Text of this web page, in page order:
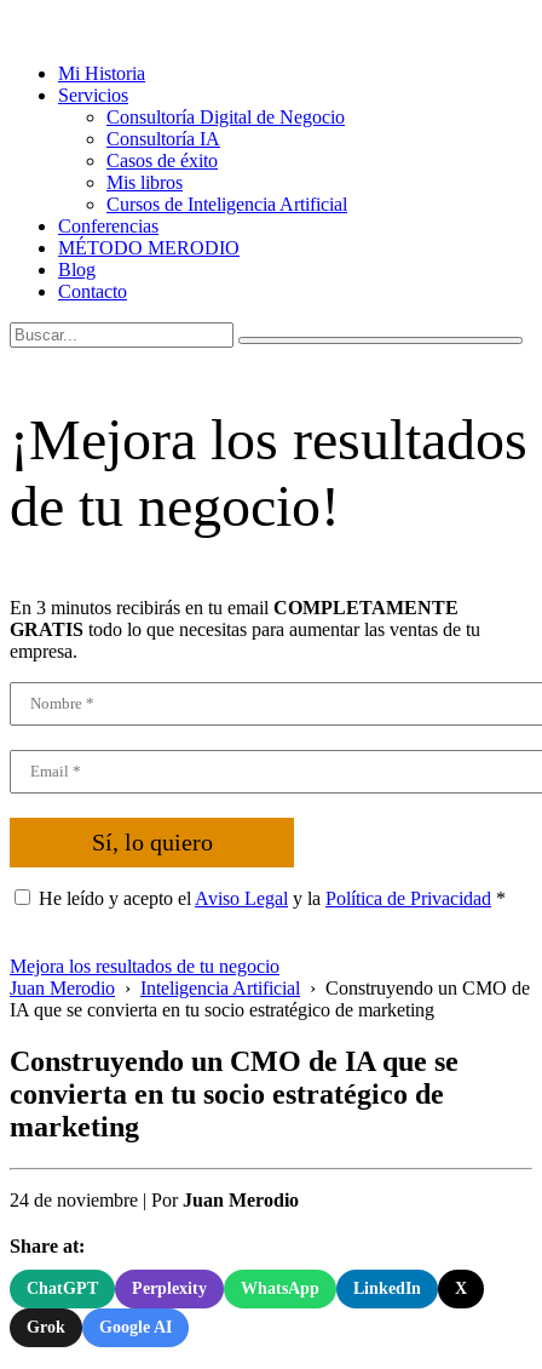
Mi Historia
Servicios
Consultoría Digital de Negocio
Consultoría IA
Casos de éxito
Mis libros
Cursos de Inteligencia Artificial
Conferencias
MÉTODO MERODIO
Blog
Contacto
¡Mejora los resultados
de tu negocio!
En 3 minutos recibirás en tu email COMPLETAMENTE
GRATIS todo lo que necesitas para aumentar las ventas de tu
empresa.
Sí, lo quiero
He leído y acepto el Aviso Legal y la Política de Privacidad *
Mejora los resultados de tu negocio
Juan Merodio › Inteligencia Artificial › Construyendo un CMO de
IA que se convierta en tu socio estratégico de marketing
Construyendo un CMO de IA que se
convierta en tu socio estratégico de
marketing
24 de noviembre | PorJuan Merodio
Share at:
ChatGPT Perplexity WhatsApp LinkedIn X
Grok Google AI